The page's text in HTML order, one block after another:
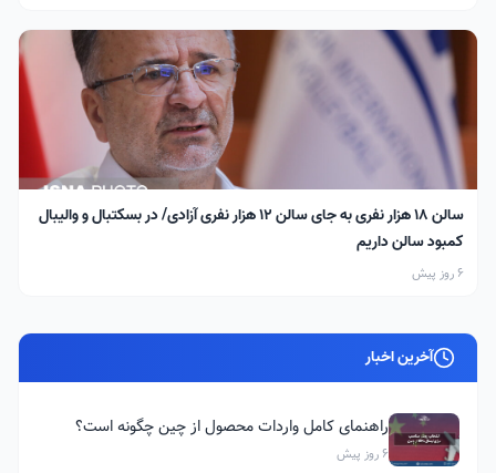
سالن ۱۸ هزار نفری به جای سالن ۱۲ هزار نفری آزادی/ در بسکتبال و والیبال
کمبود سالن داریم
6 روز پیش
آخرین اخبار
راهنمای کامل واردات محصول از چین چگونه است؟
6 روز پیش